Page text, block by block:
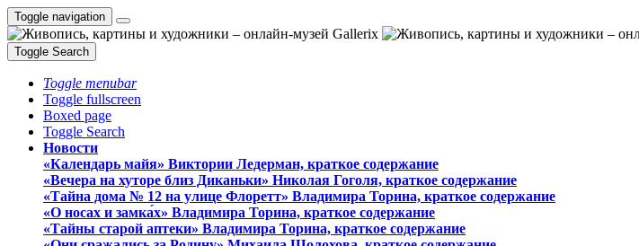
Toggle navigation
Toggle Search
Toggle menubar
Toggle fullscreen
Boxed page
Toggle Search
Новости
«Календарь майя» Виктории Ледерман, краткое содержание
«Вечера на хуторе близ Диканьки» Николая Гоголя, краткое содержание
«Тайна дома № 12 на улице Флоретт» Владимира Торина, краткое содержание
«О носах и замка́х» Владимира Торина, краткое содержание
«Тайны старой аптеки» Владимира Торина, краткое содержание